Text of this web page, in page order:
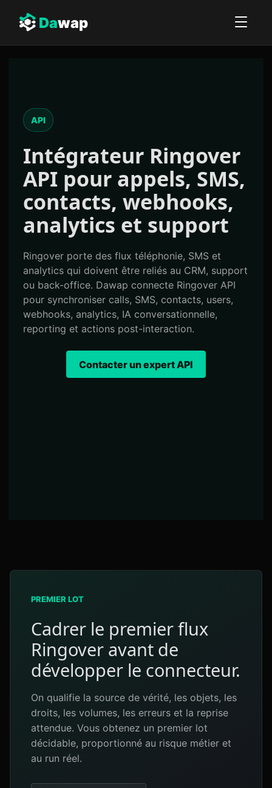
Dawap
API
Intégrateur Ringover
API pour appels, SMS,
contacts, webhooks,
analytics et support
Ringover porte des flux téléphonie, SMS et
analytics qui doivent être reliés au CRM, support
ou back-office. Dawap connecte Ringover API
pour synchroniser calls, SMS, contacts, users,
webhooks, analytics, IA conversationnelle,
reporting et actions post-interaction.
Contacter un expert API
PREMIER LOT
Cadrer le premier flux
Ringover avant de
développer le connecteur.
On qualifie la source de vérité, les objets, les
droits, les volumes, les erreurs et la reprise
attendue. Vous obtenez un premier lot
décidable, proportionné au risque métier et
au run réel.